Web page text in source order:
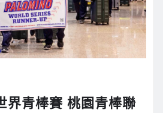
界青棒賽 桃園青棒聯